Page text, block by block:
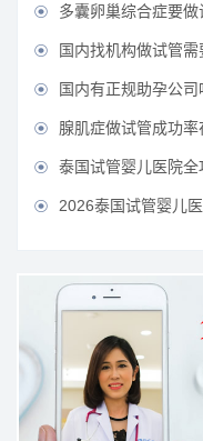
 多囊卵巢综合症要做
 国内找机构做试管需
 国内有正规助孕公司
 腺肌症做试管成功率
 泰国试管婴儿医院全
 2026泰国试管婴儿